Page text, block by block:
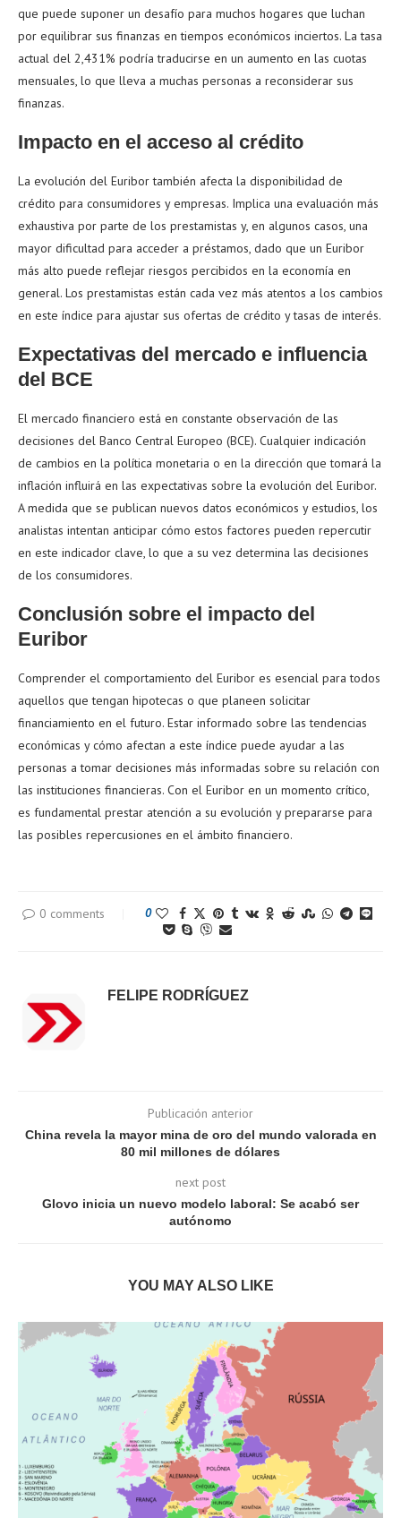
que puede suponer un desafío para muchos hogares que luchan
por equilibrar sus finanzas en tiempos económicos inciertos. La tasa
actual del 2,431% podría traducirse en un aumento en las cuotas
mensuales, lo que lleva a muchas personas a reconsiderar sus
finanzas.
Impacto en el acceso al crédito
La evolución del Euribor también afecta la disponibilidad de
crédito para consumidores y empresas. Implica una evaluación más
exhaustiva por parte de los prestamistas y, en algunos casos, una
mayor dificultad para acceder a préstamos, dado que un Euribor
más alto puede reflejar riesgos percibidos en la economía en
general. Los prestamistas están cada vez más atentos a los cambios
en este índice para ajustar sus ofertas de crédito y tasas de interés.
Expectativas del mercado e influencia
del BCE
El mercado financiero está en constante observación de las
decisiones del Banco Central Europeo (BCE). Cualquier indicación
de cambios en la política monetaria o en la dirección que tomará la
inflación influirá en las expectativas sobre la evolución del Euribor.
A medida que se publican nuevos datos económicos y estudios, los
analistas intentan anticipar cómo estos factores pueden repercutir
en este indicador clave, lo que a su vez determina las decisiones
de los consumidores.
Conclusión sobre el impacto del
Euribor
Comprender el comportamiento del Euribor es esencial para todos
aquellos que tengan hipotecas o que planeen solicitar
financiamiento en el futuro. Estar informado sobre las tendencias
económicas y cómo afectan a este índice puede ayudar a las
personas a tomar decisiones más informadas sobre su relación con
las instituciones financieras. Con el Euribor en un momento crítico,
es fundamental prestar atención a su evolución y prepararse para
las posibles repercusiones en el ámbito financiero.
0 comments 0
FELIPE RODRÍGUEZ
Publicación anterior
China revela la mayor mina de oro del mundo valorada en
80 mil millones de dólares
next post
Glovo inicia un nuevo modelo laboral: Se acabó ser
autónomo
YOU MAY ALSO LIKE